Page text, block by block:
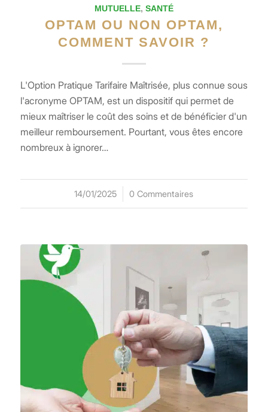
MUTUELLE, SANTÉ
OPTAM OU NON OPTAM,
COMMENT SAVOIR ?
L'Option Pratique Tarifaire Maîtrisée, plus connue sous
l'acronyme OPTAM, est un dispositif qui permet de
mieux maîtriser le coût des soins et de bénéficier d'un
meilleur remboursement. Pourtant, vous êtes encore
nombreux à ignorer…
14/01/2025
/ 0 Commentaires